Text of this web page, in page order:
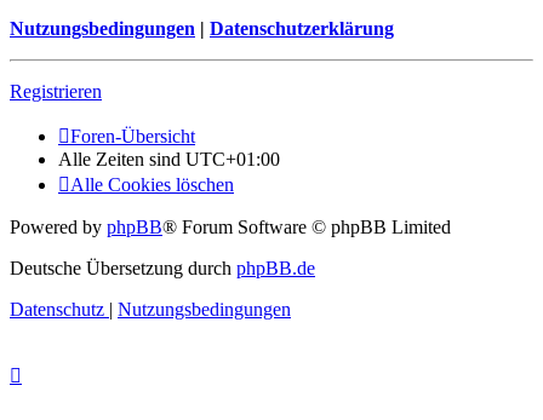
Nutzungsbedingungen | Datenschutzerklärung
Registrieren
Foren-Übersicht
Alle Zeiten sind UTC+01:00
Alle Cookies löschen
Powered by phpBB® Forum Software © phpBB Limited
Deutsche Übersetzung durch phpBB.de
Datenschutz | Nutzungsbedingungen